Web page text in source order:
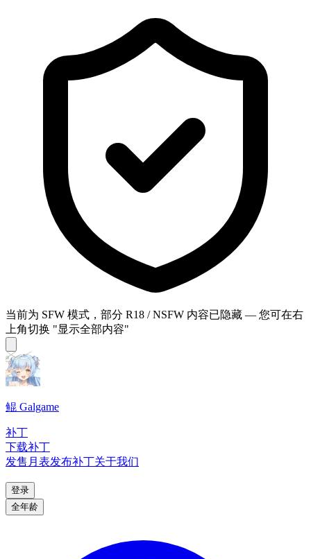
当前为 SFW 模式，部分 R18 / NSFW 内容已隐藏 — 您可在右
上角切换 "显示全部内容"
鲲 Galgame
补丁
下载补丁
发售月表发布补丁关于我们
登录
全年龄